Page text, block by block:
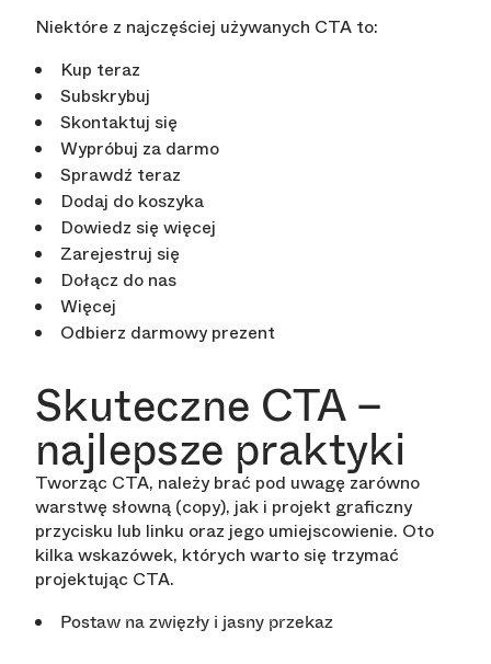
Niektóre z najczęściej używanych CTA to:
Kup teraz
Subskrybuj
Skontaktuj się
Wypróbuj za darmo
Sprawdź teraz
Dodaj do koszyka
Dowiedz się więcej
Zarejestruj się
Dołącz do nas
Więcej
Odbierz darmowy prezent
Skuteczne CTA –
najlepsze praktyki
Tworząc CTA, należy brać pod uwagę zarówno
warstwę słowną (copy), jak i projekt graficzny
przycisku lub linku oraz jego umiejscowienie. Oto
kilka wskazówek, których warto się trzymać
projektując CTA.
Postaw na zwięzły i jasny przekaz